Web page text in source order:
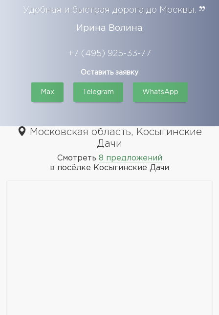
Удобная и быстрая дорога до Москвы.
Ирина Волина
+7 (495) 925-33-77
Оставить заявку
Max Telegram WhatsApp
Московская область, Косыгинские
Дачи
Смотреть 8 предложений
в посёлке Косыгинские Дачи